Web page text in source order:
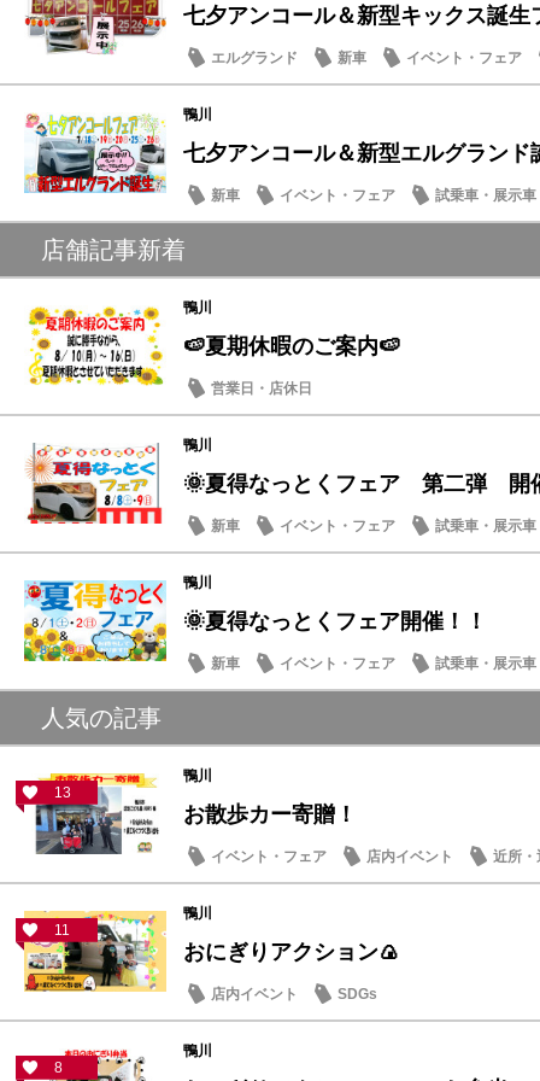
七夕アンコール＆新型キックス誕
エルグランド 新車
イベント・フェア
メンテナンス商品
鴨川
七夕アンコール＆新型エルグランド
新車 イベント・フェア
試乗車・展示車
メンテナンス商品
店舗記事新着
鴨川
🍉夏期休暇のご案内🍉
営業日・店休日
鴨川
🌞夏得なっとくフェア 第二弾 開
新車 イベント・フェア
試乗車・展示車
営業日・店休日
鴨川
🌞夏得なっとくフェア開催！！
新車 イベント・フェア 試乗車・展示車
人気の記事
13
鴨川
お散歩カー寄贈！
イベント・フェア 店内イベント 近所・
11
鴨川
おにぎりアクション🍙
店内イベント SDGs
8
鴨川